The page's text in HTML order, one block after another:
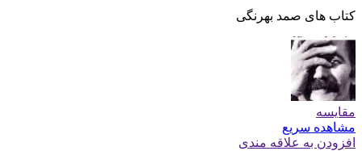
کتاب های صمد بهرنگی
مقایسه
مشاهده سریع
افزودن به علاقه مندی